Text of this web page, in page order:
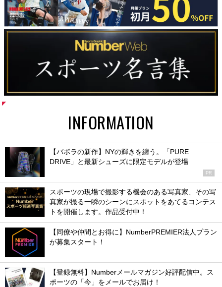
INFORMATION
【バボラの新作】NYの輝きを纏う。「PURE
DRIVE」と最新シューズに限定モデルが登場
PR
スポーツの現場で撮影する機会のある写真家、その写
真家が撮る一瞬のシーンにスポットをあてるコンテス
トを開催します。作品受付中！
【同僚や仲間とお得に】NumberPREMIER法人プラン
が募集スタート！
【登録無料】Numberメールマガジン好評配信中。ス
ポーツの「今」をメールでお届け！